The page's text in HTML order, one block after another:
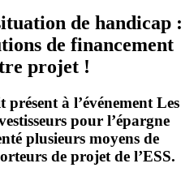
de handicap :
de financement
projet !
à l’événement Les
pour l’épargne
plusieurs moyens de
de projet de l’ESS.